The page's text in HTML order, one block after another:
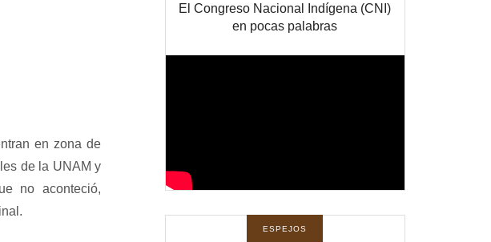
en zona de
de la UNAM y
no aconteció,
El Congreso Nacional Indígena (CNI)
en pocas palabras
ESPEJOS